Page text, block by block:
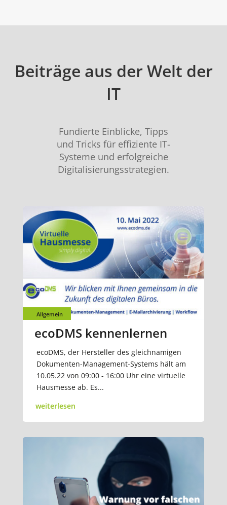
Beiträge aus der Welt der
IT
Fundierte Einblicke, Tipps
und Tricks für effiziente IT-
Systeme und erfolgreiche
Digitalisierungsstrategien.
Allgemein
ecoDMS kennenlernen
ecoDMS, der Hersteller des gleichnamigen
Dokumenten-Management-Systems hält am
10.05.22 von 09:00 - 16:00 Uhr eine virtuelle
Hausmesse ab. Es...
weiterlesen